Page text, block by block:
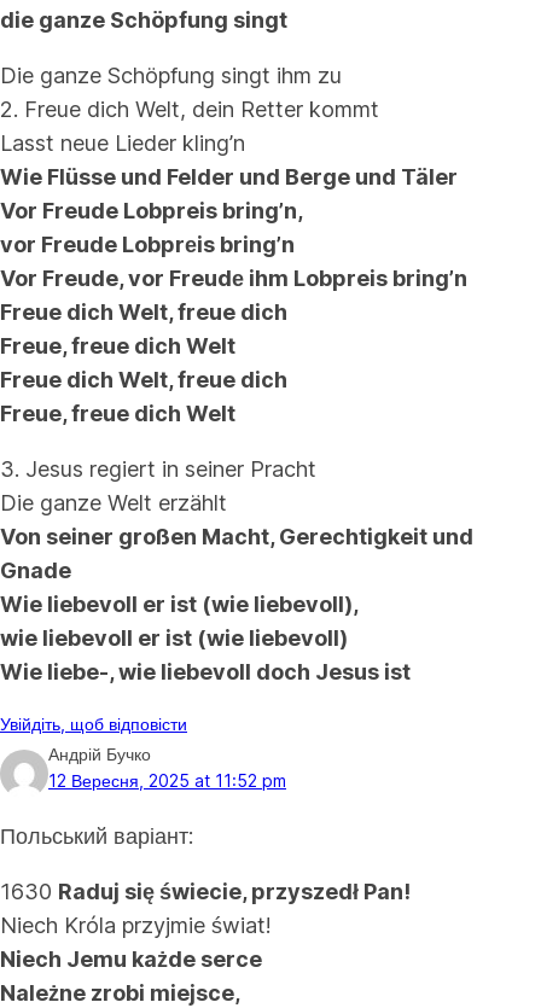
die ganze Schöpfung singt
Die ganze Schöpfung singt ihm zu
2. Freue dich Welt, dein Retter kommt
Lasst neue Lieder kling’n
Wie Flüsse und Felder und Berge und Täler
Vor Freude Lobpreis bring’n,
vor Freude Lobprеis bring’n
Vor Freude, vor Freudе ihm Lobpreis bring’n
Freue dich Welt, freue dich
Freue, freue dich Welt
Freue dich Welt, freue dich
Freue, freue dich Welt
3. Jesus regiert in seiner Pracht
Die ganze Welt erzählt
Von seiner großen Macht, Gerechtigkeit und
Gnade
Wie liebevoll er ist (wie liebevoll),
wie liebevoll er ist (wie liebevoll)
Wie liebe-, wie liebevoll doch Jesus ist
Увійдіть, щоб відповісти
Андрій Бучко
12 Вересня, 2025 at 11:52 pm
Польський варіант:
1630 Raduj się świecie, przyszedł Pan!
Niech Króla przyjmie świat!
Niech Jemu każde serce
Należne zrobi miejsce,